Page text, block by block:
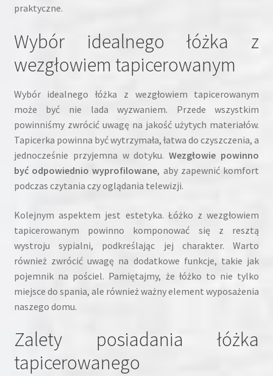
praktyczne.
Wybór idealnego łóżka z
wezgłowiem tapicerowanym
Wybór idealnego łóżka z wezgłowiem tapicerowanym
może być nie lada wyzwaniem. Przede wszystkim
powinniśmy zwrócić uwagę na jakość użytych materiałów.
Tapicerka powinna być wytrzymała, łatwa do czyszczenia, a
jednocześnie przyjemna w dotyku.Wezgłowie powinno
być odpowiednio wyprofilowane, aby zapewnić komfort
podczas czytania czy oglądania telewizji.
Kolejnym aspektem jest estetyka. Łóżko z wezgłowiem
tapicerowanym powinno komponować się z resztą
wystroju sypialni, podkreślając jej charakter. Warto
również zwrócić uwagę na dodatkowe funkcje, takie jak
pojemnik na pościel. Pamiętajmy, że łóżko to nie tylko
miejsce do spania, ale również ważny element wyposażenia
naszego domu.
Zalety posiadania łóżka
tapicerowanego